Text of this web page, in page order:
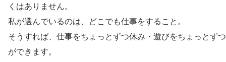
くはありません。
私が選んでいるのは、どこでも仕事をすること。
そうすれば、仕事をちょっとずつ休み・遊びをちょっとずつ
ができます。